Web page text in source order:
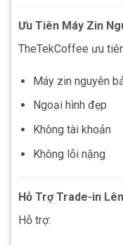
Ưu Tiên Máy Zin
TheTekCoffee ưu
Máy zin nguyên
Ngoại hình đẹp
Không tài khoản
Không lỗi nặng
Hỗ Trợ Trade-in
Hỗ trợ: